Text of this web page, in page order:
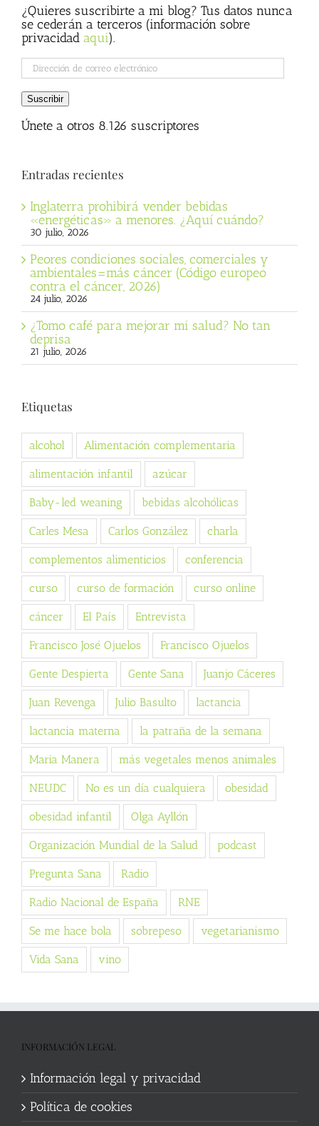
¿Quieres suscribirte a mi blog? Tus datos nunca
se cederán a terceros (información sobre
privacidad aqui).
Dirección
de
correo
electrónico
Suscribir
Únete a otros 8.126 suscriptores
Entradas recientes
Inglaterra prohibirá vender bebidas
«energéticas» a menores. ¿Aquí cuándo?
30 julio, 2026
Peores condiciones sociales, comerciales y
ambientales=más cáncer (Código europeo
contra el cáncer, 2026)
24 julio, 2026
¿Tomo café para mejorar mi salud? No tan
deprisa
21 julio, 2026
Etiquetas
alcohol Alimentación complementaria
alimentación infantil azúcar
Baby-led weaning bebidas alcohólicas
Carles Mesa Carlos González charla
complementos alimenticios conferencia
curso curso de formación curso online
cáncer El País Entrevista
Francisco José Ojuelos Francisco Ojuelos
Gente Despierta Gente Sana Juanjo Cáceres
Juan Revenga Julio Basulto lactancia
lactancia materna la patraña de la semana
Maria Manera más vegetales menos animales
NEUDC No es un día cualquiera obesidad
obesidad infantil Olga Ayllón
Organización Mundial de la Salud podcast
Pregunta Sana Radio
Radio Nacional de España RNE
Se me hace bola sobrepeso vegetarianismo
Vida Sana vino
INFORMACIÓN LEGAL
Información legal y privacidad
Política de cookies